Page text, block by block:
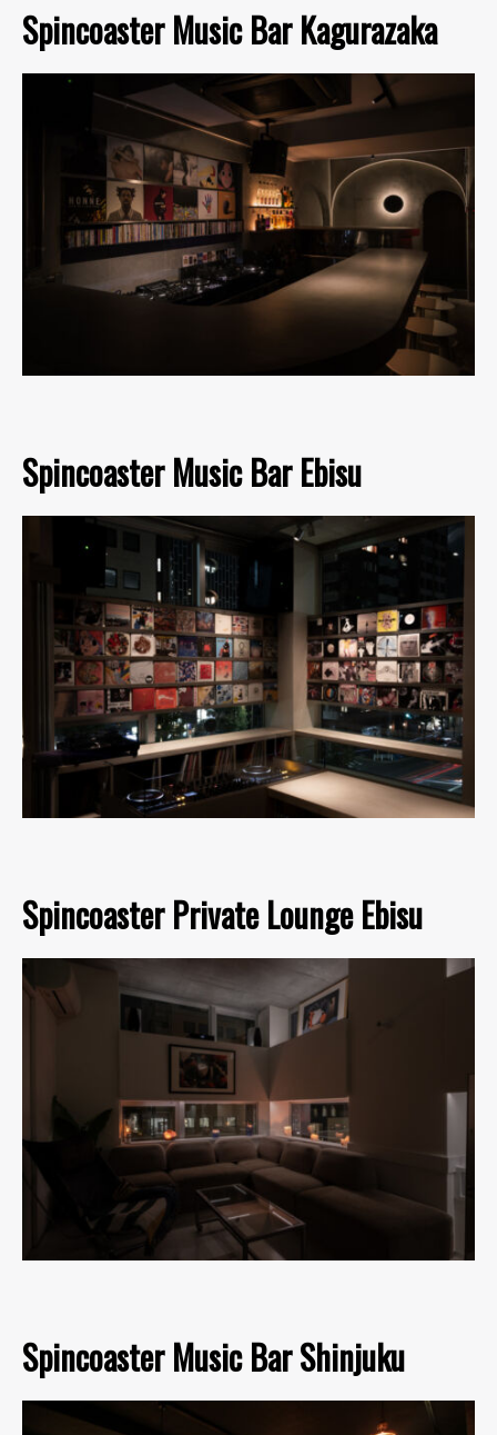
Spincoaster Music Bar Kagurazaka
Spincoaster Music Bar Ebisu
Spincoaster Private Lounge Ebisu
Spincoaster Music Bar Shinjuku